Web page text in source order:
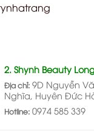
2. Shynh Beauty
Địa chỉ: 9D Nguyễn
Nghĩa, Huyên Đức
Hotline: 0974 585 339